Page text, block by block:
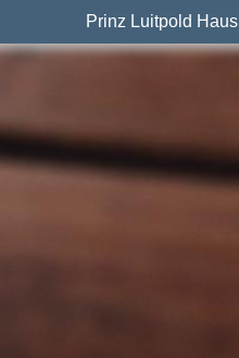
Prinz Luitpold Haus